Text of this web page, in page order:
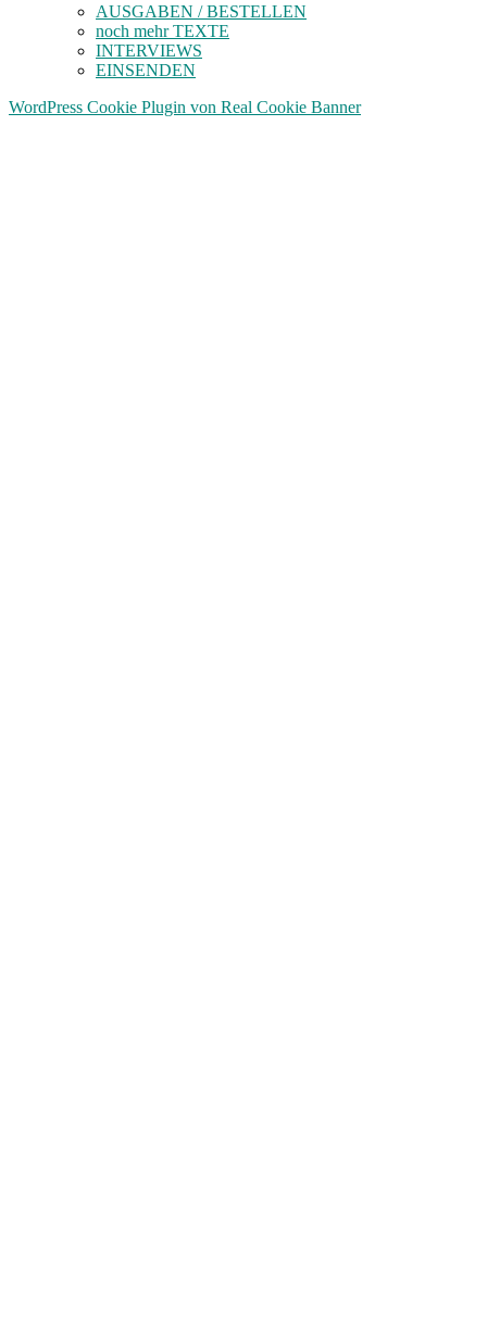
AUSGABEN / BESTELLEN
noch mehr TEXTE
INTERVIEWS
EINSENDEN
WordPress Cookie Plugin von Real Cookie Banner